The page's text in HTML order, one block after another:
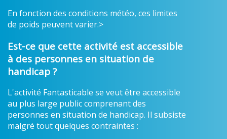
En fonction des conditions météo, ces limites
de poids peuvent varier.>
Est-ce que cette activité est accessible
à des personnes en situation de
handicap ?
L'activité Fantasticable se veut être accessible
au plus large public comprenant des
personnes en situation de handicap. Il subsiste
malgré tout quelques contraintes :